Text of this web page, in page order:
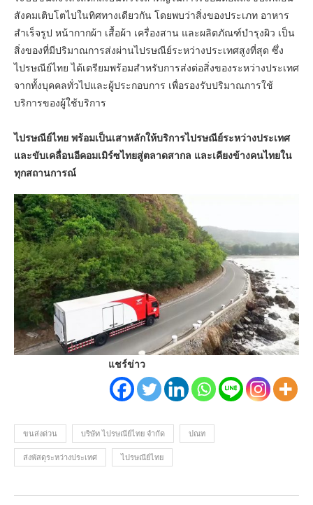
สังคมเติบโตไปในทิศทางเดียวกัน โดยพบว่าสิ่งของประเภท อาหาร
สำเร็จรูป หน้ากากผ้า เสื้อผ้า เครื่องสาน และผลิตภัณฑ์บำรุงผิว เป็น
สิ่งของที่มีปริมาณการส่งผ่านไปรษณีย์ระหว่างประเทศสูงที่สุด ซึ่ง
ไปรษณีย์ไทย ได้เตรียมพร้อมสำหรับการส่งต่อสิ่งของระหว่างประเทศ
จากทั้งบุคคลทั่วไปและผู้ประกอบการ เพื่อรองรับปริมาณการใช้
บริการของผู้ใช้บริการ
ไปรษณีย์ไทย พร้อมเป็นเสาหลักให้บริการไปรษณีย์ระหว่างประเทศ
และขับเคลื่อนอีคอมเมิร์ซไทยสู่ตลาดสากล และเคียงข้างคนไทยใน
ทุกสถานการณ์
แชร์ข่าว
ขนส่งด่วน บริษัท ไปรษณีย์ไทย จำกัด ปณท
ส่งพัสดุระหว่างประเทศ ไปรษณีย์ไทย